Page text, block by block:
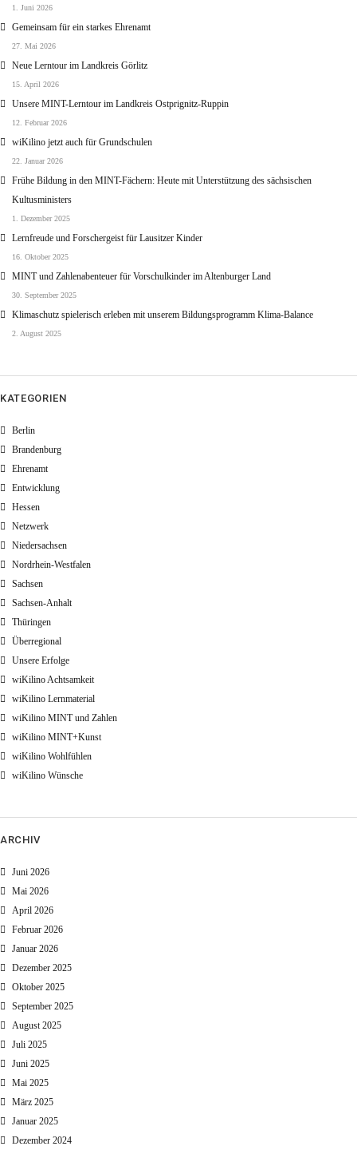
1. Juni 2026
Gemeinsam für ein starkes Ehrenamt
27. Mai 2026
Neue Lerntour im Landkreis Görlitz
15. April 2026
Unsere MINT-Lerntour im Landkreis Ostprignitz-Ruppin
12. Februar 2026
wiKilino jetzt auch für Grundschulen
22. Januar 2026
Frühe Bildung in den MINT-Fächern: Heute mit Unterstützung des sächsischen
Kultusministers
1. Dezember 2025
Lernfreude und Forschergeist für Lausitzer Kinder
16. Oktober 2025
MINT und Zahlenabenteuer für Vorschulkinder im Altenburger Land
30. September 2025
Klimaschutz spielerisch erleben mit unserem Bildungsprogramm Klima-Balance
2. August 2025
KATEGORIEN
Berlin
Brandenburg
Ehrenamt
Entwicklung
Hessen
Netzwerk
Niedersachsen
Nordrhein-Westfalen
Sachsen
Sachsen-Anhalt
Thüringen
Überregional
Unsere Erfolge
wiKilino Achtsamkeit
wiKilino Lernmaterial
wiKilino MINT und Zahlen
wiKilino MINT+Kunst
wiKilino Wohlfühlen
wiKilino Wünsche
ARCHIV
Juni 2026
Mai 2026
April 2026
Februar 2026
Januar 2026
Dezember 2025
Oktober 2025
September 2025
August 2025
Juli 2025
Juni 2025
Mai 2025
März 2025
Januar 2025
Dezember 2024